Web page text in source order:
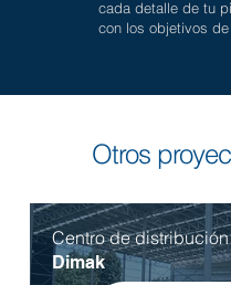
cada detalle de tu
con los objetivos de
Otros
Centro de distribución
Dimak